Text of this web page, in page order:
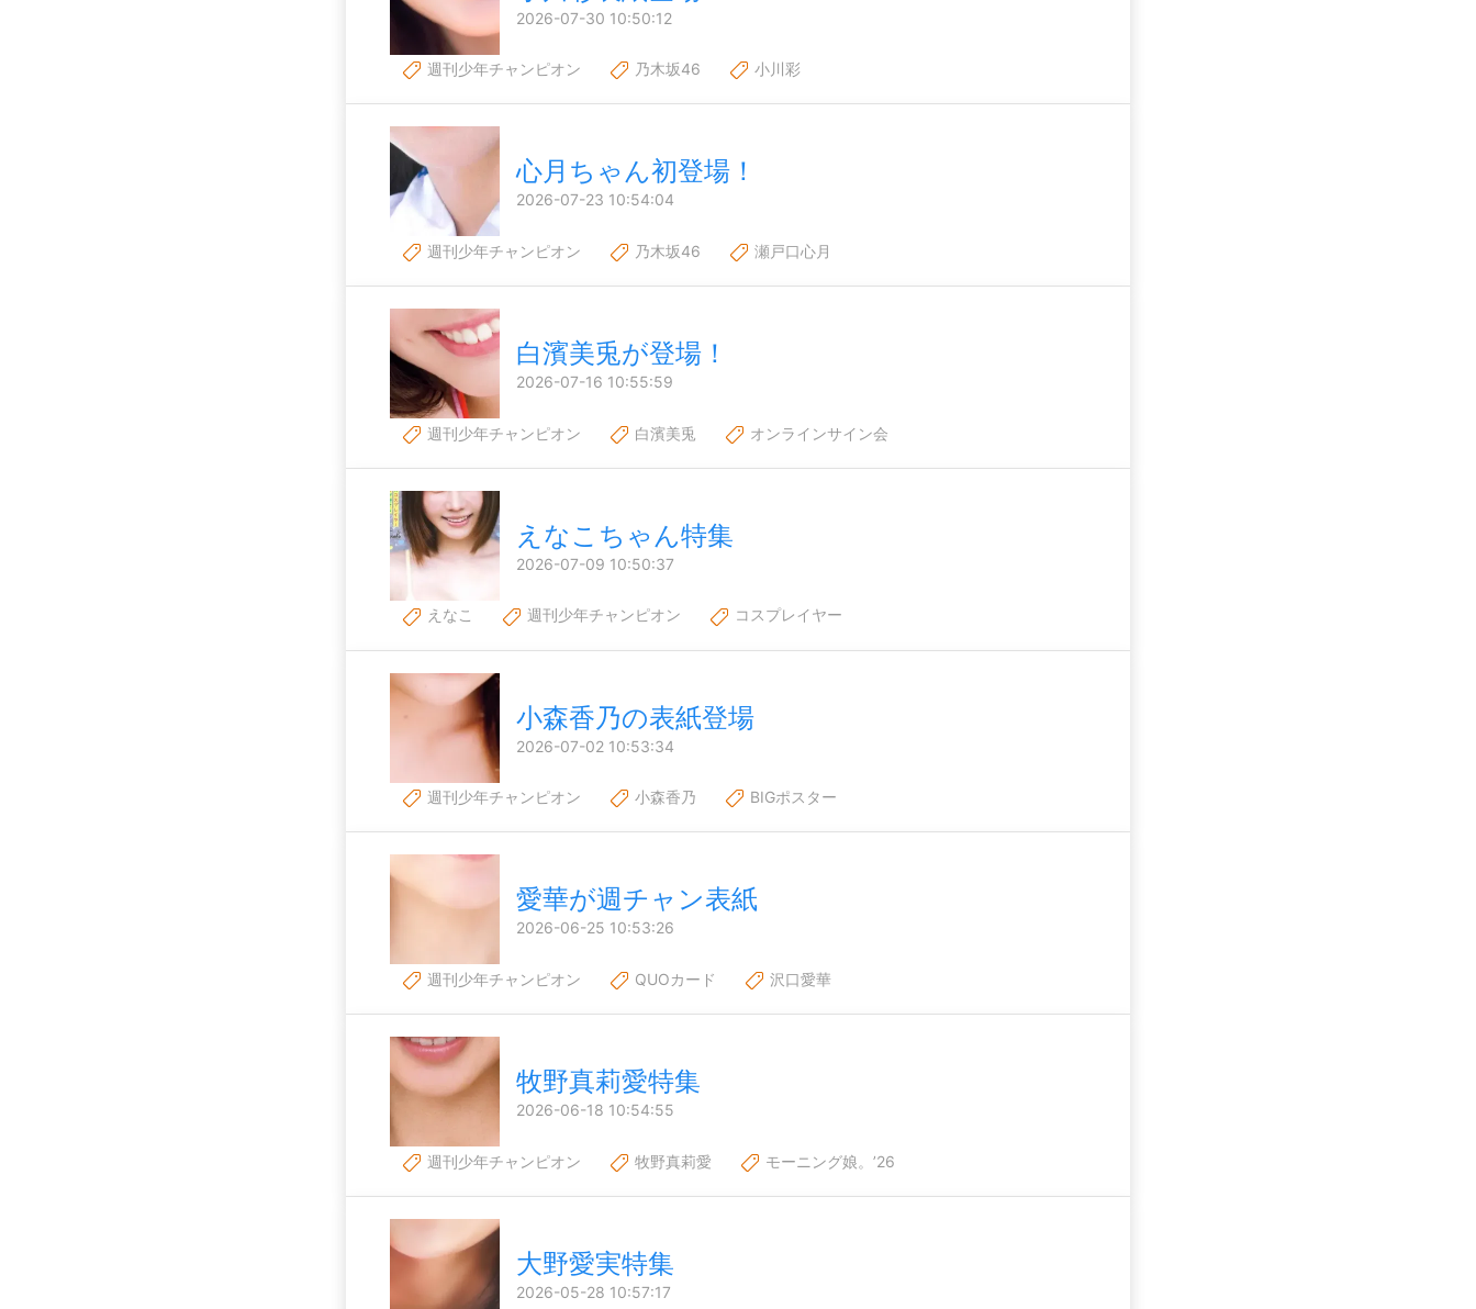
2026-07-30 10:50:12
週刊少年チャンピオン 乃木坂46 小川彩
心月ちゃん初登場！
2026-07-23 10:54:04
週刊少年チャンピオン 乃木坂46 瀬戸口心月
白濱美兎が登場！
2026-07-16 10:55:59
週刊少年チャンピオン 白濱美兎 オンラインサイン会
えなこちゃん特集
2026-07-09 10:50:37
えなこ 週刊少年チャンピオン コスプレイヤー
小森香乃の表紙登場
2026-07-02 10:53:34
週刊少年チャンピオン 小森香乃 BIGポスター
愛華が週チャン表紙
2026-06-25 10:53:26
週刊少年チャンピオン QUOカード 沢口愛華
牧野真莉愛特集
2026-06-18 10:54:55
週刊少年チャンピオン 牧野真莉愛 モーニング娘。’26
大野愛実特集
2026-05-28 10:57:17